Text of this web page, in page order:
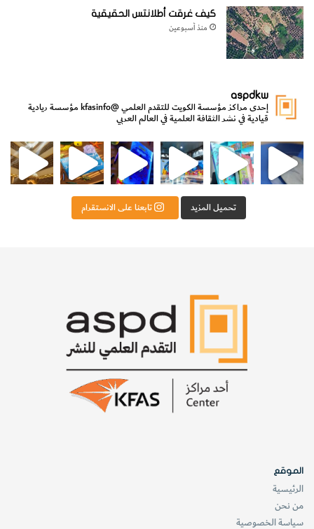
كيف غرقت أطلانتس الحقيقية
منذ أسبوعين
aspdkw
إحدى مراكز مؤسسة الكويت للتقدم العلمي@kfasinfo مؤسسة ريادية
قيادية في نشر الثقافة العلمية في العالم العربي
لشؤون الش
من الأعماق نكتشف ومن الكتب نتعلّم
⁨ ⁨ نتشرف بدعوتكم لزيارة جناح التقدم العلمي للنشر ⁨ رجعنا! ما كنّا بعيد! مجهزين لكم كل جديد!⁩
تحميل المزيد تابعنا على الانستقرام
الموقع
الرئيسية
من نحن
سياسة الخصوصية